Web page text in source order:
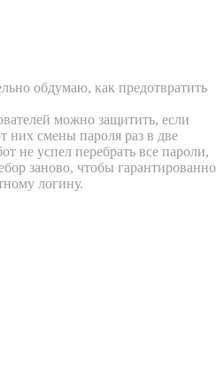
обдумаю, как предотвратить
можно защитить, если
них смены пароля раз в две
не успел перебрать все пароли,
заново, чтобы гарантированно
логину.